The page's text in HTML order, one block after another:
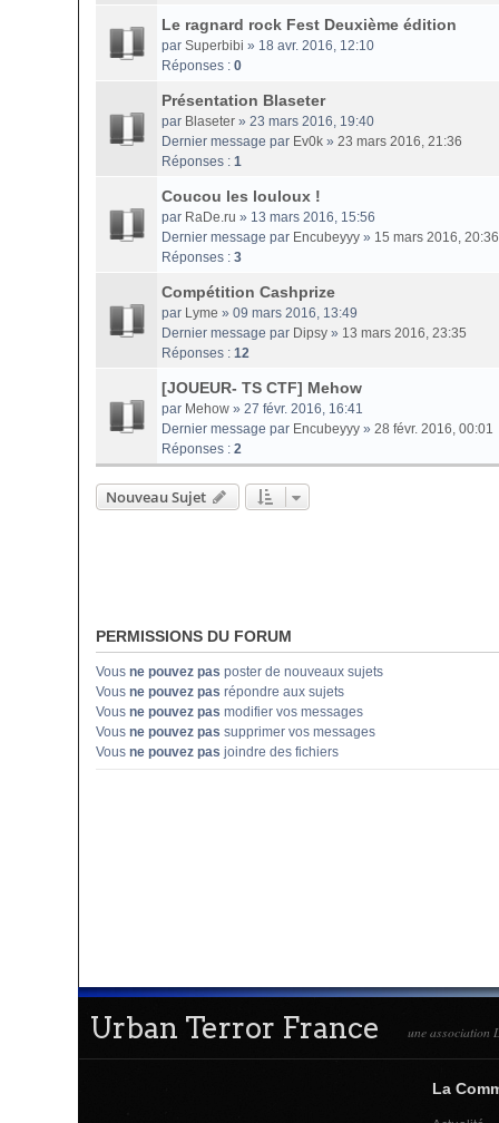
Le ragnard rock Fest Deuxième édition
par Superbibi » 18 avr. 2016, 12:10
Réponses : 0
Présentation Blaseter
par Blaseter » 23 mars 2016, 19:40
Dernier message par Ev0k » 23 mars 2016, 21:36
Réponses : 1
Coucou les louloux !
par RaDe.ru » 13 mars 2016, 15:56
Dernier message par Encubeyyy » 15 mars 2016, 20:36
Réponses : 3
Compétition Cashprize
par Lyme » 09 mars 2016, 13:49
Dernier message par Dipsy » 13 mars 2016, 23:35
Réponses : 12
[JOUEUR- TS CTF] Mehow
par Mehow » 27 févr. 2016, 16:41
Dernier message par Encubeyyy » 28 févr. 2016, 00:01
Réponses : 2
Nouveau Sujet
PERMISSIONS DU FORUM
Vous ne pouvez pas poster de nouveaux sujets
Vous ne pouvez pas répondre aux sujets
Vous ne pouvez pas modifier vos messages
Vous ne pouvez pas supprimer vos messages
Vous ne pouvez pas joindre des fichiers
Urban Terror France une association
La